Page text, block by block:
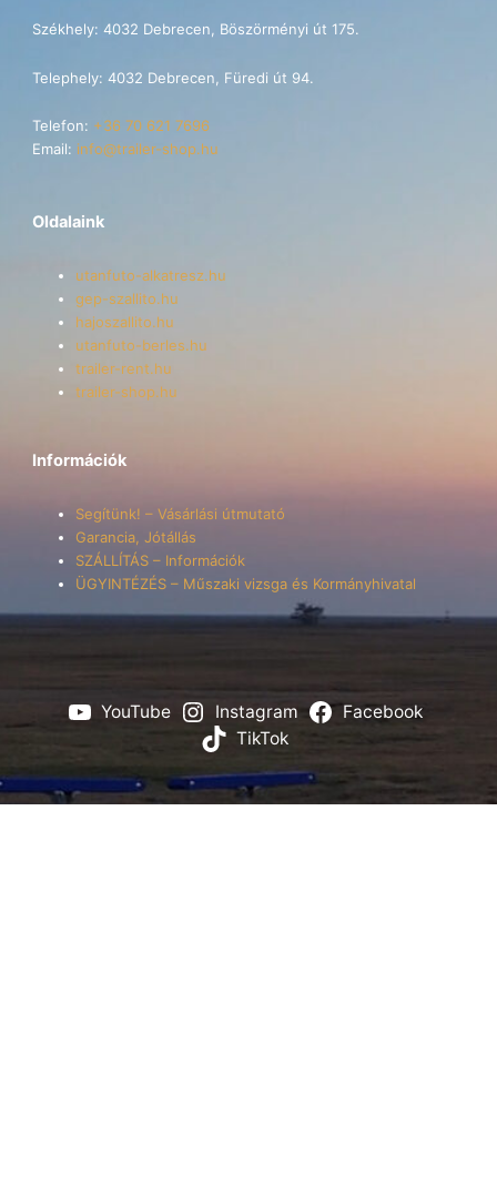
Székhely: 4032 Debrecen, Böszörményi út 175.
Telephely: 4032 Debrecen, Füredi út 94.
Telefon: +36 70 621 7696
Email: info@trailer-shop.hu
Oldalaink
utanfuto-alkatresz.hu
gep-szallito.hu
hajoszallito.hu
utanfuto-berles.hu
trailer-rent.hu
trailer-shop.hu
Információk
Segítünk! – Vásárlási útmutató
Garancia, Jótállás
SZÁLLÍTÁS – Információk
ÜGYINTÉZÉS – Műszaki vizsga és Kormányhivatal
YouTube Instagram
Facebook
TikTok